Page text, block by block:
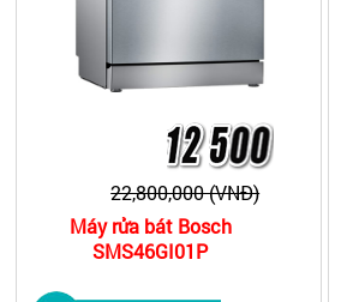
22,800,000 (VNĐ)
Máy rửa bát Bosch
SMS46GI01P